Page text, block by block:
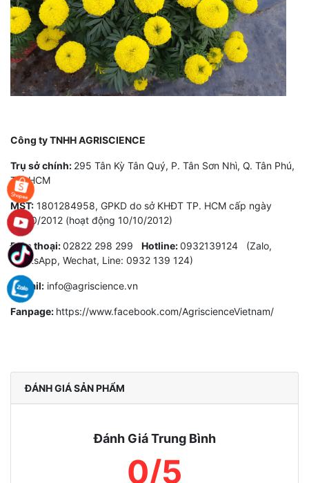
Công ty TNHH AGRISCIENCE
Trụ sở chính: 295 Tân Kỳ Tân Quý, P. Tân Sơn Nhì, Q. Tân Phú,
TP. HCM
MST: 1801284958, GPKD do sở KHĐT TP. HCM cấp ngày
06/10/2012 (hoạt động 10/10/2012)
Điện thoại:02822 298 299 Hotline:0932139124 (Zalo,
WhatsApp, Wechat, Line: 0932 139 124)
E-mail: info@agriscience.vn
Fanpage: https://www.facebook.com/AgriscienceVietnam/
ĐÁNH GIÁ SẢN PHẨM
Đánh Giá Trung Bình
0/5